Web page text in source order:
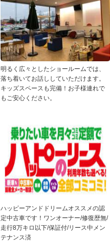
明るく広々としたショールームでは、
落ち着いてお話ししていただけます。
キッズスペースも完備！お子様連れで
もご安心ください。
ハッピーアンドドリームオススメの認
定中古車です！ワンオーナー/修復歴無/
走行8万キロ以下/保証付/リース中メン
テナンス済